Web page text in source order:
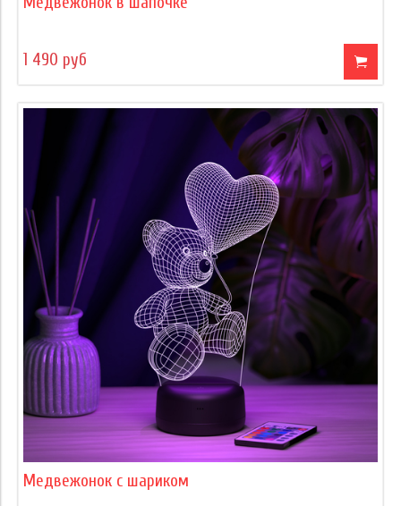
1 490 руб
Медвежонок с шариком